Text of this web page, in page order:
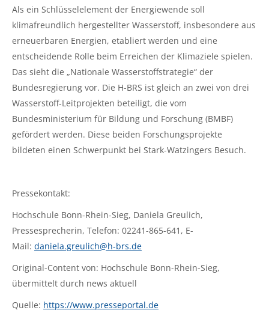
Als ein Schlüsselelement der Energiewende soll
klimafreundlich hergestellter Wasserstoff, insbesondere aus
erneuerbaren Energien, etabliert werden und eine
entscheidende Rolle beim Erreichen der Klimaziele spielen.
Das sieht die „Nationale Wasserstoffstrategie“ der
Bundesregierung vor. Die H-BRS ist gleich an zwei von drei
Wasserstoff-Leitprojekten beteiligt, die vom
Bundesministerium für Bildung und Forschung (BMBF)
gefördert werden. Diese beiden Forschungsprojekte
bildeten einen Schwerpunkt bei Stark-Watzingers Besuch.
Pressekontakt:
Hochschule Bonn-Rhein-Sieg, Daniela Greulich,
Pressesprecherin, Telefon: 02241-865-641, E-
Mail: daniela.greulich@h-brs.de
Original-Content von: Hochschule Bonn-Rhein-Sieg,
übermittelt durch news aktuell
Quelle: https://www.presseportal.de